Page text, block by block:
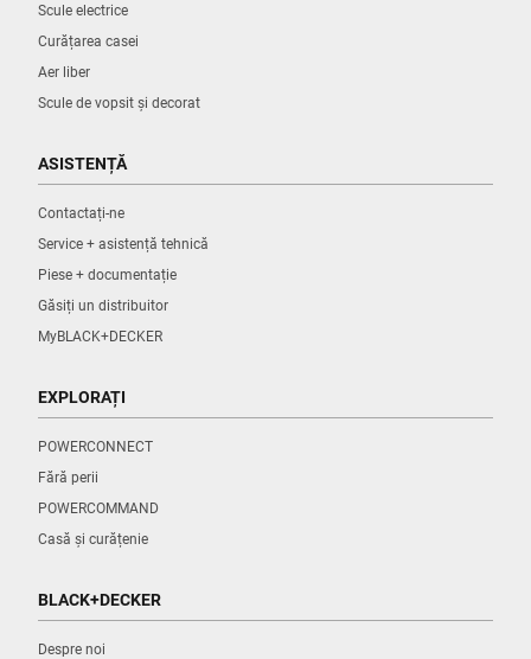
Scule electrice
Curățarea casei
Aer liber
Scule de vopsit și decorat
ASISTENȚĂ
Contactați-ne
Service + asistență tehnică
Piese + documentație
Găsiți un distribuitor
MyBLACK+DECKER
EXPLORAȚI
POWERCONNECT
Fără perii
POWERCOMMAND
Casă și curățenie
BLACK+DECKER
Despre noi